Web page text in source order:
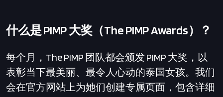
什么是 PIMP 大奖（The PIMP Awards）？
每个月，The PIMP 团队都会颁发 PIMP 大奖，以
表彰当下最美丽、最令人心动的泰国女孩。我们
会在官方网站上为她们创建专属页面，包含详细